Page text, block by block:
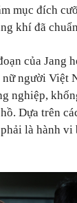
mục đích
khí đã
của Jang
người Việt
nghiệp,
Dựa trên
là hành vi